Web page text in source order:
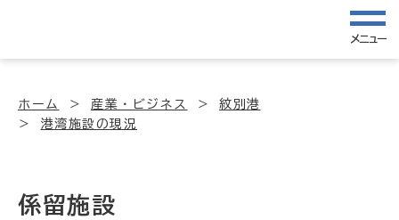
メニュー
ホーム 産業・ビジネス
紋別港
港湾施設の現況
係留施設